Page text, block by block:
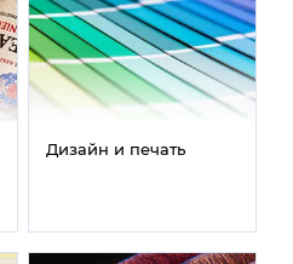
Дизайн и печать